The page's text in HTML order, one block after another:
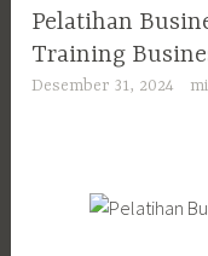
Pelatihan
Training
Desember 31, 2024